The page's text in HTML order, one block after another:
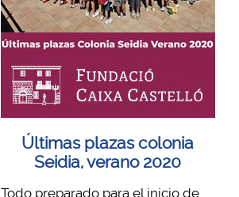
Últimas plazas colonia
Seidia, verano 2020
Todo preparado para el inicio de